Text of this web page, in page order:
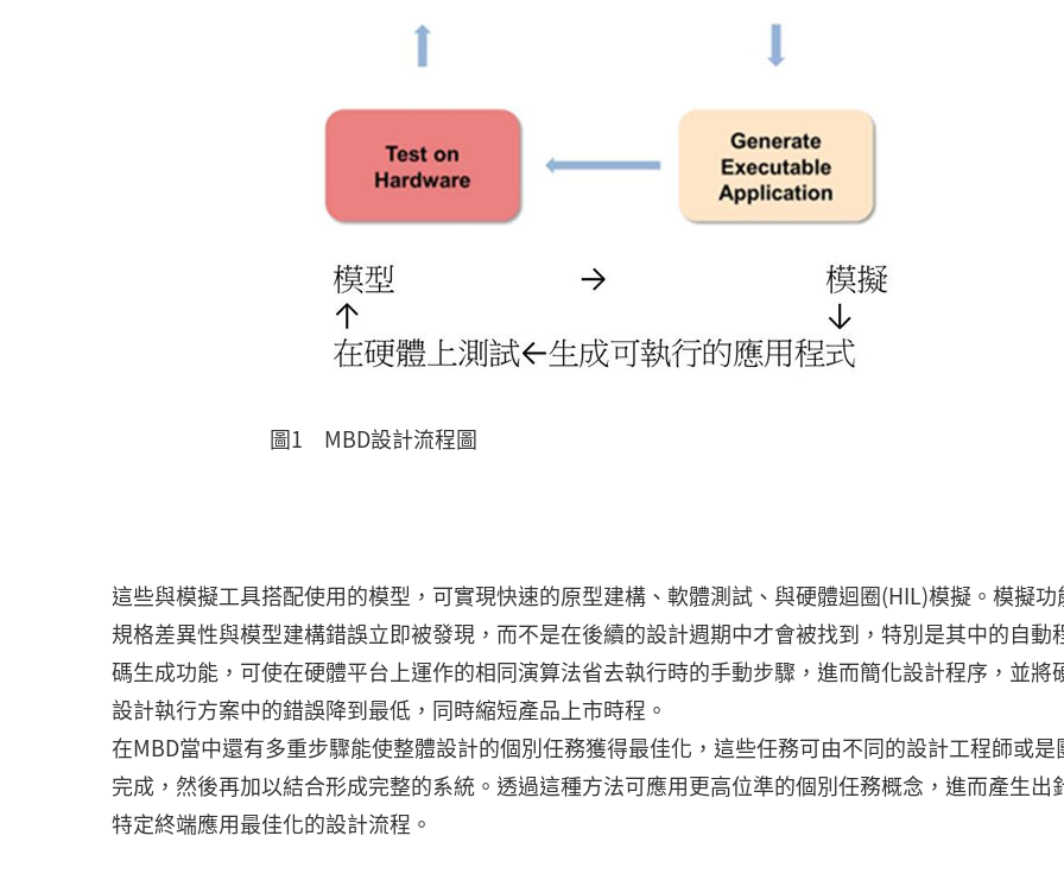
圖1 MBD設計流程圖
這些與模擬工具搭配使用的模型，可實現快速的原型建構、軟體測試、與硬體迴圈(HIL)模擬。模擬功
規格差異性與模型建構錯誤立即被發現，而不是在後續的設計週期中才會被找到，特別是其中的自動
碼生成功能，可使在硬體平台上運作的相同演算法省去執行時的手動步驟，進而簡化設計程序，並將
設計執行方案中的錯誤降到最低，同時縮短產品上市時程。
在MBD當中還有多重步驟能使整體設計的個別任務獲得最佳化，這些任務可由不同的設計工程師或是
完成，然後再加以結合形成完整的系統。透過這種方法可應用更高位準的個別任務概念，進而產生出
特定終端應用最佳化的設計流程。